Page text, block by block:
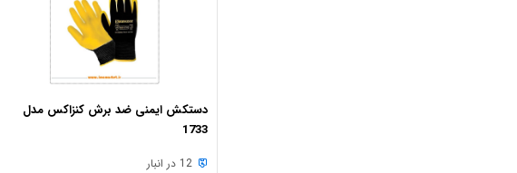
دستکش ایمنی ضد برش کنزاکس مدل
1733
12 در انبار